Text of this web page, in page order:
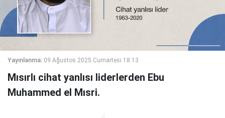
Yayınlanma: 09 Ağustos 2025 Cumartesi 18:13
Mısırlı cihat yanlısı liderlerden Ebu
Muhammed el Mısri.